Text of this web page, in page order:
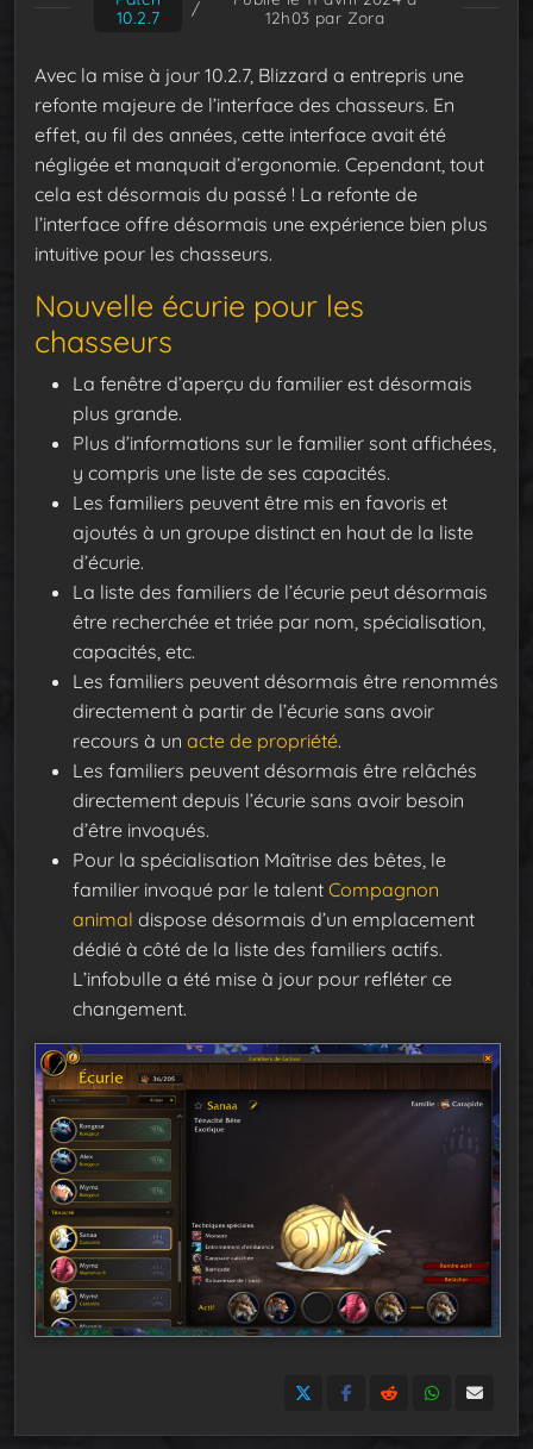
10.2.7
/
12h03 par Zora
Avec la mise à jour 10.2.7, Blizzard a entrepris une
refonte majeure de l’interface des chasseurs. En
effet, au fil des années, cette interface avait été
négligée et manquait d’ergonomie. Cependant, tout
cela est désormais du passé ! La refonte de
l’interface offre désormais une expérience bien plus
intuitive pour les chasseurs.
Nouvelle écurie pour les
chasseurs
La fenêtre d’aperçu du familier est désormais
plus grande.
Plus d’informations sur le familier sont affichées,
y compris une liste de ses capacités.
Les familiers peuvent être mis en favoris et
ajoutés à un groupe distinct en haut de la liste
d’écurie.
La liste des familiers de l’écurie peut désormais
être recherchée et triée par nom, spécialisation,
capacités, etc.
Les familiers peuvent désormais être renommés
directement à partir de l’écurie sans avoir
recours à un acte de propriété.
Les familiers peuvent désormais être relâchés
directement depuis l’écurie sans avoir besoin
d’être invoqués.
Pour la spécialisation Maîtrise des bêtes, le
familier invoqué par le talent Compagnon
animal dispose désormais d’un emplacement
dédié à côté de la liste des familiers actifs.
L’infobulle a été mise à jour pour refléter ce
changement.